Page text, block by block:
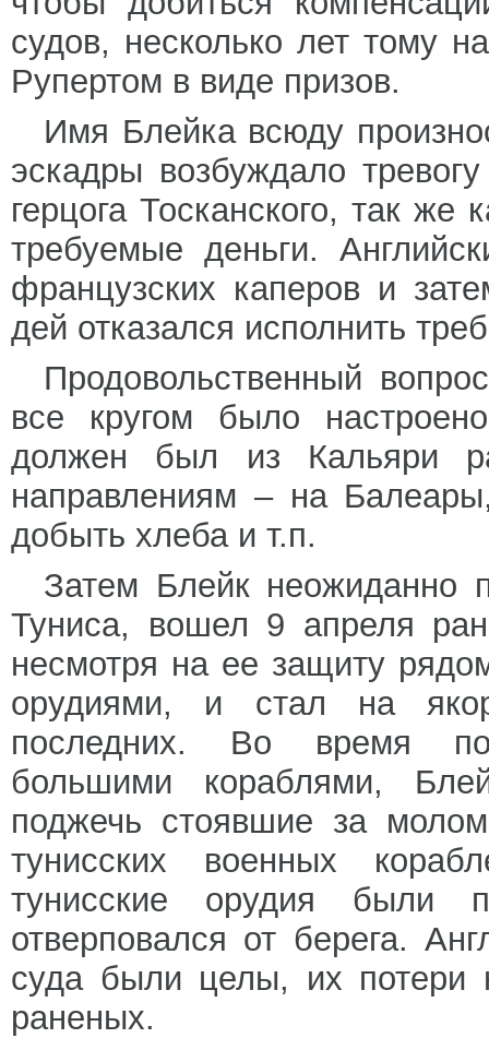
судов, несколько лет тому
Рупертом в виде призов.
Имя Блейка всюду
эскадры возбуждало
герцога Тосканского, так
требуемые деньги.
французских каперов и
дей отказался исполнить
Продовольственный
все кругом было
должен был из Кальяри
направлениям – на
добыть хлеба и т.п.
Затем Блейк неожиданно
Туниса, вошел 9 апреля
несмотря на ее защиту
орудиями, и стал на
последних. Во время
большими кораблями,
поджечь стоявшие за
тунисских военных
тунисские орудия были
отверповался от берега.
суда были целы, их потери
раненых.